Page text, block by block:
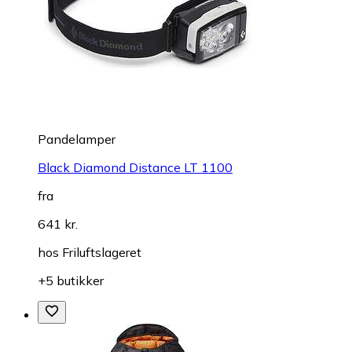
Pandelamper
Black Diamond Distance LT 1100
fra
641 kr.
hos Friluftslageret
+5 butikker